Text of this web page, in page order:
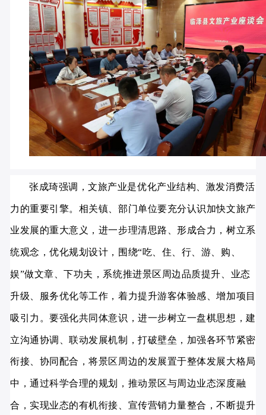
张成琦强调，文旅产业是优化产业结构、激发消费活
力的重要引擎。相关镇、部门单位要充分认识加快文旅产
业发展的重大意义，进一步理清思路、形成合力，树立系
统观念，优化规划设计，围绕“吃、住、行、游、购、
娱”做文章、下功夫，系统推进景区周边品质提升、业态
升级、服务优化等工作，着力提升游客体验感、增加项目
吸引力。要强化共同体意识，进一步树立一盘棋思想，建
立沟通协调、联动发展机制，打破壁垒，加强各环节紧密
衔接、协同配合，将景区周边的发展置于整体发展大格局
中，通过科学合理的规划，推动景区与周边业态深度融
合，实现业态的有机衔接、宣传营销力量整合，不断提升